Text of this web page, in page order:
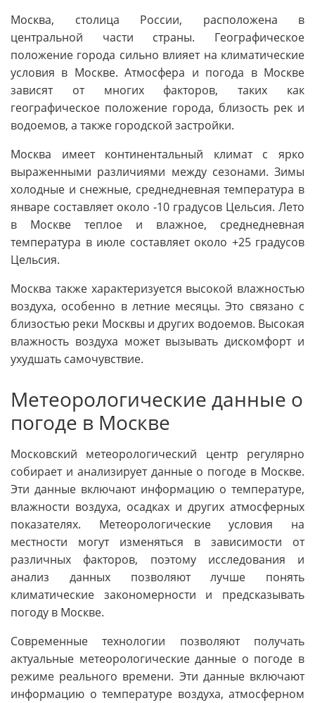
Москва, столица России, расположена в
центральной части страны. Географическое
положение города сильно влияет на климатические
условия в Москве. Атмосфера и погода в Москве
зависят от многих факторов, таких как
географическое положение города, близость рек и
водоемов, а также городской застройки.
Москва имеет континентальный климат с ярко
выраженными различиями между сезонами. Зимы
холодные и снежные, среднедневная температура в
январе составляет около -10 градусов Цельсия. Лето
в Москве теплое и влажное, среднедневная
температура в июле составляет около +25 градусов
Цельсия.
Москва также характеризуется высокой влажностью
воздуха, особенно в летние месяцы. Это связано с
близостью реки Москвы и других водоемов. Высокая
влажность воздуха может вызывать дискомфорт и
ухудшать самочувствие.
Метеорологические данные о
погоде в Москве
Московский метеорологический центр регулярно
собирает и анализирует данные о погоде в Москве.
Эти данные включают информацию о температуре,
влажности воздуха, осадках и других атмосферных
показателях. Метеорологические условия на
местности могут изменяться в зависимости от
различных факторов, поэтому исследования и
анализ данных позволяют лучше понять
климатические закономерности и предсказывать
погоду в Москве.
Современные технологии позволяют получать
актуальные метеорологические данные о погоде в
режиме реального времени. Эти данные включают
информацию о температуре воздуха, атмосферном